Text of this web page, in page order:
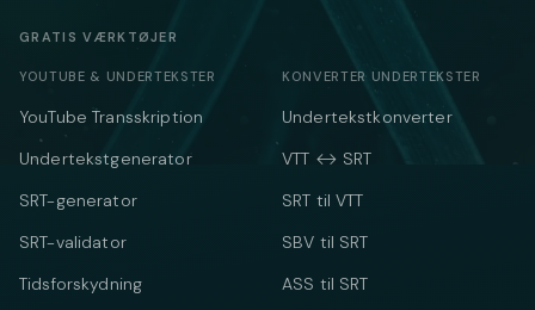
GRATIS VÆRKTØJER
YOUTUBE & UNDERTEKSTER
YouTube Transskription
Undertekstgenerator
SRT-generator
SRT-validator
Tidsforskydning
KONVERTER UNDERTEKSTER
Undertekstkonverter
VTT ↔ SRT
SRT til VTT
SBV til SRT
ASS til SRT